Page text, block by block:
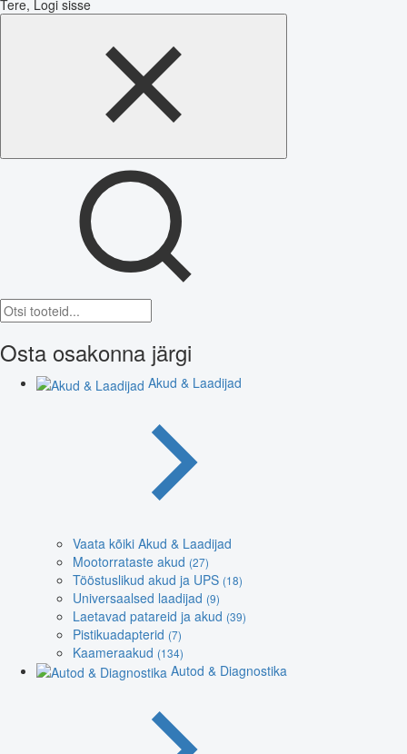
Tere, Logi sisse
Osta osakonna järgi
Akud & Laadijad
Vaata kõiki Akud & Laadijad
Mootorrataste akud (27)
Tööstuslikud akud ja UPS (18)
Universaalsed laadijad (9)
Laetavad patareid ja akud (39)
Pistikuadapterid (7)
Kaameraakud (134)
Autod & Diagnostika